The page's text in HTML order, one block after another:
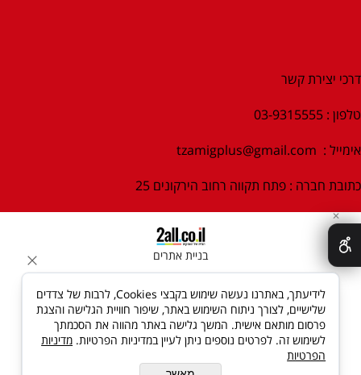
דרכי יצירת קשר
טלפון : 03-9315555
אימייל : tzamigplus@gmail.com
כתובת חברה : פתח תקווה רחוב הירקונים 25
בניית אתרים
✕
לידיעתך, באתרנו נעשה שימוש בקבצי Cookies, לרבות של צדדים
שלישיים, לצורך ניתוח השימוש באתר, שיפור חוויית הגלישה והצגת
פרסום מותאם אישית. המשך גלישה באתר מהווה את הסכמתך
לשימוש זה. לפרטים נוספים ניתן לעיין במדיניות הפרטיות. מדיניות
הפרטיות